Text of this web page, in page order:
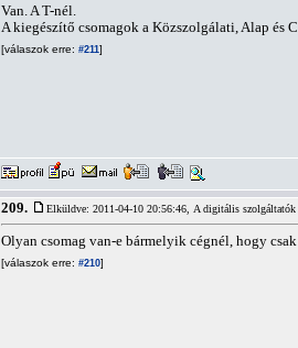
Van. A T-nél.
A kiegészítő csomagok a Közszolgálati, Alap és
[válaszok erre: #211]
209. Elküldve: 2011-04-10 20:56:46, A digitális szolgáltatók
Olyan csomag van-e bármelyik cégnél, hogy
[válaszok erre: #210]